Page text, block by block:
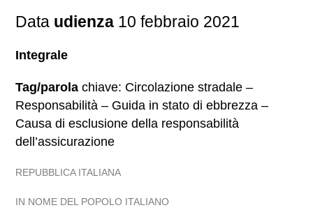
Data udienza 10 febbraio 2021
Integrale
Tag/parola chiave: Circolazione stradale –
Responsabilità – Guida in stato di ebbrezza –
Causa di esclusione della responsabilità
dell’assicurazione
REPUBBLICA ITALIANA
IN NOME DEL POPOLO ITALIANO